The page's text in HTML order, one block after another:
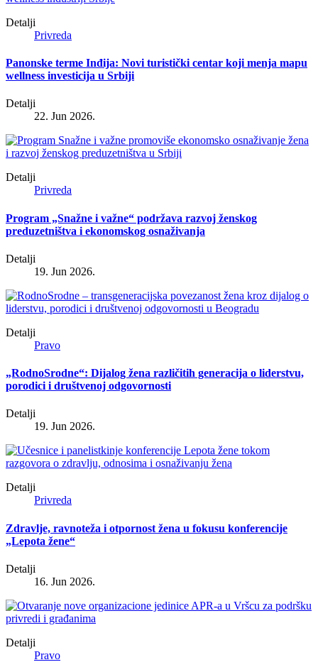
Detalji
Privreda
Panonske terme Inđija: Novi turistički centar koji menja mapu
wellness investicija u Srbiji
Detalji
22. Jun 2026.
Detalji
Privreda
Program „Snažne i važne“ podržava razvoj ženskog
preduzetništva i ekonomskog osnaživanja
Detalji
19. Jun 2026.
Detalji
Pravo
„RodnoSrodne“: Dijalog žena različitih generacija o liderstvu,
porodici i društvenoj odgovornosti
Detalji
19. Jun 2026.
Detalji
Privreda
Zdravlje, ravnoteža i otpornost žena u fokusu konferencije
„Lepota žene“
Detalji
16. Jun 2026.
Detalji
Pravo